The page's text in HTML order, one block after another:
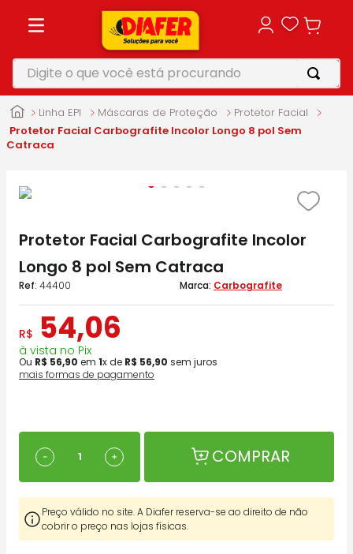
Digite o que você está procurando
Linha EPI Máscaras de Proteção
Protetor Facial
Protetor Facial Carbografite Incolor Longo 8 pol Sem
Catraca
Protetor Facial Carbografite Incolor
Longo 8 pol Sem Catraca
: 44400 Carbografite
R$ 54,06
à vista no Pix
Ou R$ 56,90 em 1x de R$ 56,90 sem juros
mais formas de pagamento
＋
－ COMPRAR
Preço válido no site. A Diafer reserva-se ao direito de não
cobrir o preço nas lojas físicas.
1º
motosserra
º
makita
5º vonixx